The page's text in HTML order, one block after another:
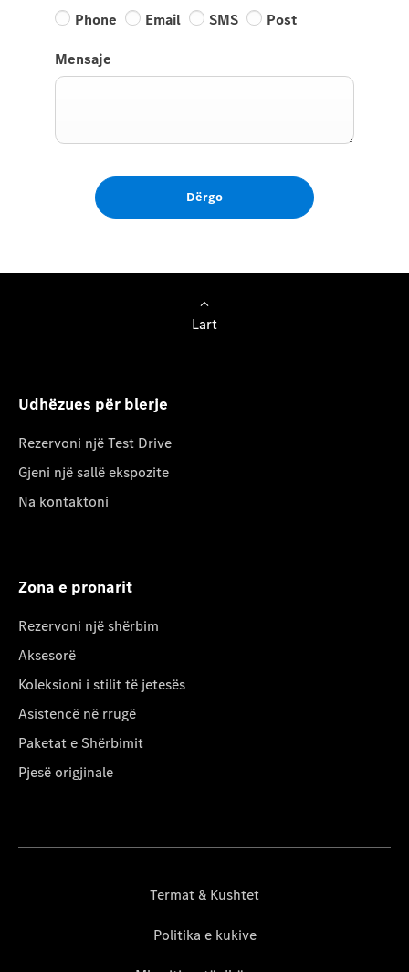
Phone
Email SMS Post
Mensaje
Dërgo
Lart
Udhëzues për blerje
Rezervoni një Test Drive
Gjeni një sallë ekspozite
Na kontaktoni
Zona e pronarit
Rezervoni një shërbim
Aksesorë
Koleksioni i stilit të jetesës
Asistencë në rrugë
Paketat e Shërbimit
Pjesë origjinale
Termat & Kushtet
Politika e kukive